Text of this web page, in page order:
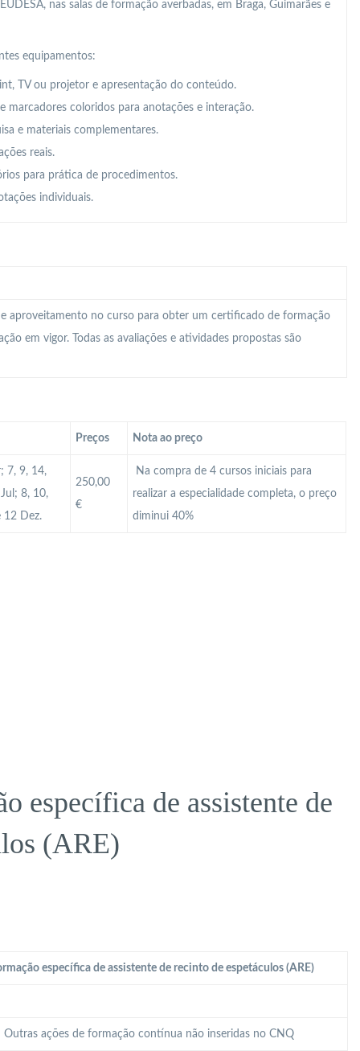
nas salas de formação averbadas, em Braga, Guimarães e
equipamentos:
TV ou projetor e apresentação do conteúdo.
marcadores coloridos para anotações e interação.
e materiais complementares.
reais.
para prática de procedimentos.
individuais.
aproveitamento no curso para obter um certificado de formação
em vigor. Todas as avaliações e atividades propostas são
Preços Nota ao preço
7, 9, 14,
8, 10,
12 Dez.
250,00
€
Na compra de 4 cursos iniciais para
realizar a especialidade completa, o preço
diminui 40%
específica de assistente de
(ARE)
específica de assistente de recinto de espetáculos (ARE)
Outras ações de formação contínua não inseridas no CNQ